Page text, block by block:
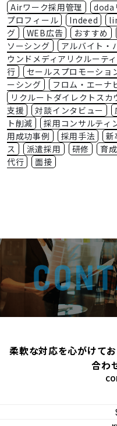
Airワーク採用管理 doda
プロフィール
Indeed
グ
WEB広告 おすすめ
ソーシング
アルバイト・
ウンドメディアリクルーテ
行
セールスプロモーショ
ーシング
フロム・エーナ
リクルートダイレクトスカ
支援
対談インタビュー
ト削減
採用コンサルティ
用成功事例
採用手法 新
ス
派遣採用 研修 育成
代行
面接
柔軟な対応を心がけて
合わ